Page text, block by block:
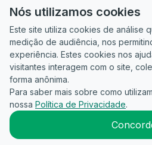
Guia do
Candidato
Para
empresas
2026
Nós utilizamos cookies
Este site utiliza cookies de análise
medição de audiência, nos
experiência. Estes cookies nos
visitantes interagem com o site,
forma anônima.
Para saber mais sobre como
nossa Política de Privacidade.